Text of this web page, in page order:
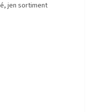
jen sortiment
hvězdiček.
hvězdiček.